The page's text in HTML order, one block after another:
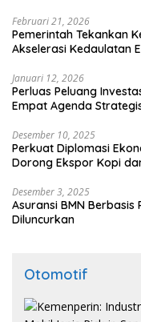
Februari 21, 2026
Pemerintah Tekankan
Akselerasi Kedaulatan
Januari 12, 2026
Perluas Peluang
Empat Agenda
Desember 10, 2025
Perkuat Diplomasi
Dorong Ekspor Kopi
Desember 3, 2025
Asuransi BMN Berbasis
Diluncurkan
Otomotif